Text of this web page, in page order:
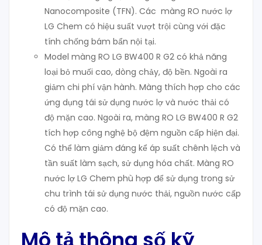
Nanocomposite (TFN). Các màng RO nước lợ
LG Chem có hiệu suất vượt trội cùng với đặc
tính chống bám bẩn nội tại.
Model màng RO LG BW400 R G2 có khả năng
loại bỏ muối cao, dòng chảy, độ bền. Ngoài ra
giảm chi phí vận hành. Màng thích hợp cho các
ứng dụng tái sử dụng nước lợ và nước thải có
độ mặn cao. Ngoài ra, màng RO LG BW400 R G2
tích hợp công nghệ bộ đệm nguồn cấp hiện đại.
Có thể làm giảm đáng kể áp suất chênh lệch và
tần suất làm sạch, sử dụng hóa chất. Màng RO
nước lợ LG Chem phù hợp để sử dụng trong sử
chu trình tái sử dụng nước thải, nguồn nước cấp
có độ mặn cao.